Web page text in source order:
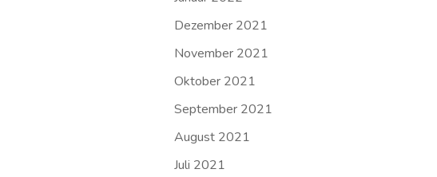
Dezember 2021
November 2021
Oktober 2021
September 2021
August 2021
Juli 2021